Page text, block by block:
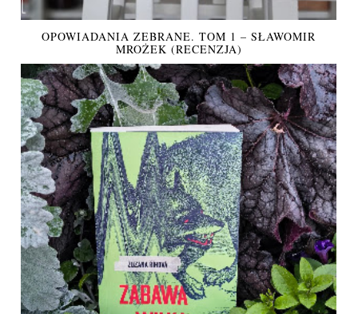
OPOWIADANIA ZEBRANE. TOM 1 – SŁAWOMIR
MROŻEK (RECENZJA)